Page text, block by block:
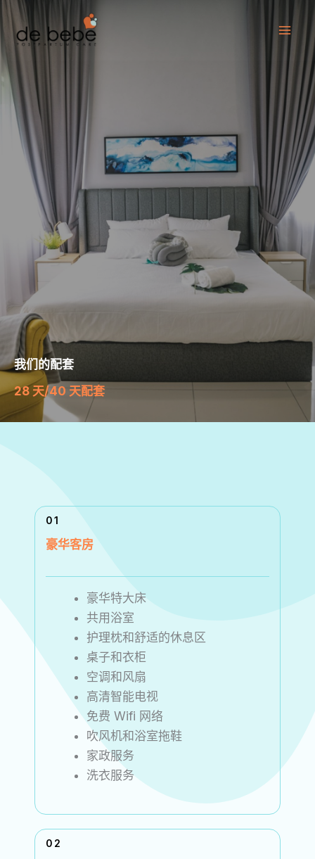
跳
内
容
我们的配套
28 天/40 天配套
01
豪华客房
豪华特大床
共用浴室
护理枕和舒适的休息区
桌子和衣柜
空调和风扇
高清智能电视
免费 Wifi 网络
吹风机和浴室拖鞋
家政服务
洗衣服务
02